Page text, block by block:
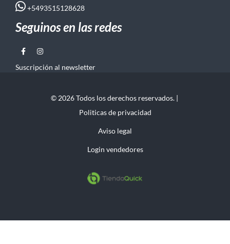
+5493515128628
Seguinos en las redes
Suscripción al newsletter
© 2026 Todos los derechos reservados. |
Politicas de privacidad
Aviso legal
Login vendedores